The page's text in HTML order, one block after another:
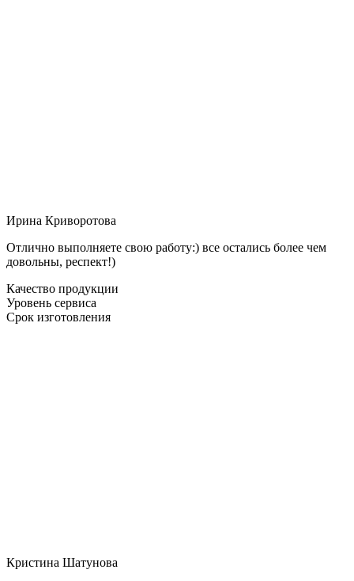
Ирина Криворотова
Отлично выполняете свою работу:) все остались более чем
довольны, респект!)
Качество продукции
Уровень сервиса
Срок изготовления
Кристина Шатунова